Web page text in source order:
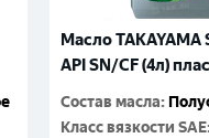
Масло TAKAYAMA
API SN/CF (4л)
Состав масла:
Класс вязкости SAE